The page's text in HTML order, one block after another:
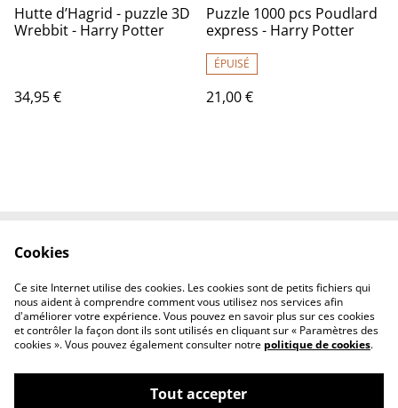
Hutte d’Hagrid - puzzle 3D
Wrebbit - Harry Potter
34,95 €
Puzzle 1000 pcs Poudlard
express - Harry Potter
ÉPUISÉ
21,00 €
Privacy Policy
Cookie Policy
Conditions générales
Cookies
Ce site Internet utilise des cookies. Les cookies sont de petits fichiers qui
nous aident à comprendre comment vous utilisez nos services afin
d'améliorer votre expérience. Vous pouvez en savoir plus sur ces cookies
et contrôler la façon dont ils sont utilisés en cliquant sur « Paramètres des
cookies ». Vous pouvez également consulter notre politique de cookies.
Tout accepter